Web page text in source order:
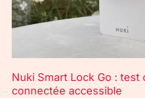
Nuki Smart Lock Go :
connectée accessible
complet
de
accessible